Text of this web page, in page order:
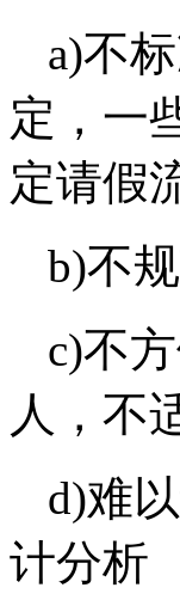
a)不
定，一
定请假
b)不
c)不
人，不
d)难
计分析